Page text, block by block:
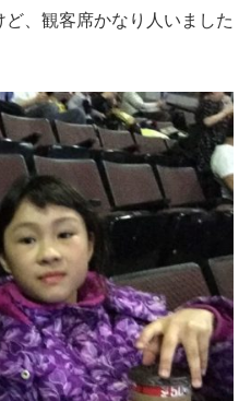
、観客席かなり人いました